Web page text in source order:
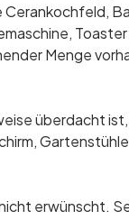
Cerankochfeld,
Toaster
Menge
überdacht
erwünscht.